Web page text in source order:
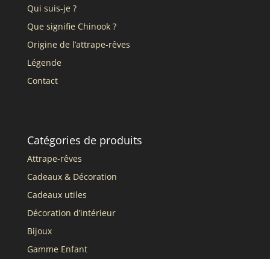
Qui suis-je ?
Que signifie Chinook ?
Origine de l’attrape-rêves
Légende
Contact
Catégories de produits
Attrape-rêves
Cadeaux & Décoration
Cadeaux utiles
Décoration d’intérieur
Bijoux
Gamme Enfant